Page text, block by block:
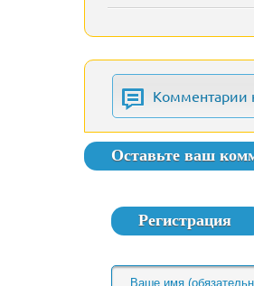
Комментарии
Оставьте ваш
Регистрация